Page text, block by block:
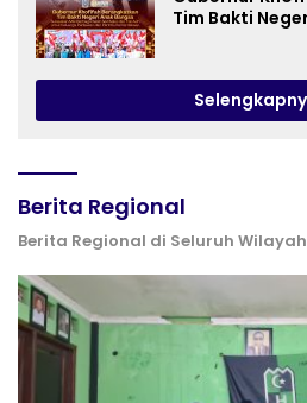
Tim Bakti
Kemerdekaan
Berita Regional
Berita Regional di Seluruh